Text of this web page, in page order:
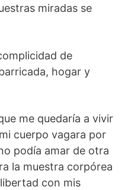
miradas se
de
hogar y
me quedaría a vivir
cuerpo vagara por
podía amar de otra
la muestra corpórea
con mis